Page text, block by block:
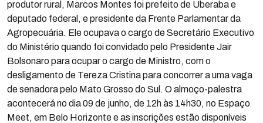
produtor rural, Marcos Montes foi prefeito de Uberaba e
deputado federal, e presidente da Frente Parlamentar da
Agropecuária. Ele ocupava o cargo de Secretário Executivo
do Ministério quando foi convidado pelo Presidente Jair
Bolsonaro para ocupar o cargo de Ministro, com o
desligamento de Tereza Cristina para concorrer a uma vaga
de senadora pelo Mato Grosso do Sul. O almoço-palestra
acontecerá no dia 09 de junho, de 12h às 14h30, no Espaço
Meet, em Belo Horizonte e as inscrições estão disponíveis